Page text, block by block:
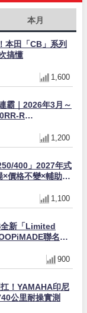
本月
本田「CB」系列
搞懂
1,600
霸｜2026年3月～
R
1,200
400」2027年式
價格不變×輔助滑
1,100
全新「Limited
聯名包
900
！YAMAHA印尼
公里耐操實測